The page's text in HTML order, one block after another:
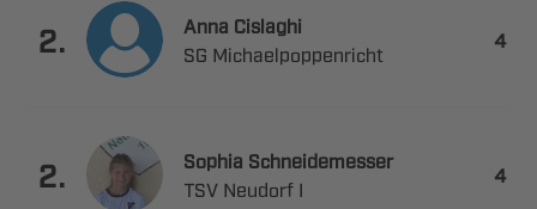
.
 
 

.
 
  
